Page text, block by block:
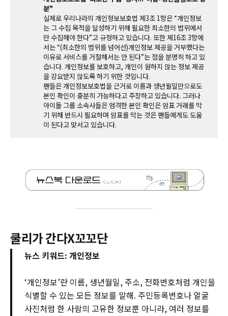
분"
실제로 우리나라의 개인정보보호법 제3조 1항은 “개인정보
는 그 수집 목적을 달성하기 위해 필요한 최소한의 범위에서
만 수집해야 한다”고 규정하고 있습니다. 또한 제16조 3항에
서는 “(최소한의 범위를 넘어선)개인정보 제공을 거부했다는
이유로 서비스를 거절해서는 안 된다”는 점을 분명히 하고 있
습니다. 개인정보를 보호하고, 개인이 원하지 않는 정보 제공
을 강요받지 않도록 하기 위한 것입니다.
팬들은 개인정보보호법을 근거로 이름과 생년월일만으로도
본인 확인이 충분히 가능하다고 주장하고 있습니다. 그러나
아이돌 그룹 소속사들은 엄격한 본인 확인은 암표 거래를 막
기 위해 반드시 필요하며 암표를 막는 것은 팬들에게도 도움
이 된다고 맞서고 있습니다.
쿨리가 간다X꼬꼬단
뉴스 키워드: 개인정보
‘개인정보’란 이름, 생년월일, 주소, 전화번호처럼 개인을
식별할 수 있는 모든 정보를 말해. 주민등록번호나 얼굴
사진처럼 한 사람의 고유한 정보뿐 아니라, 여러 정보를